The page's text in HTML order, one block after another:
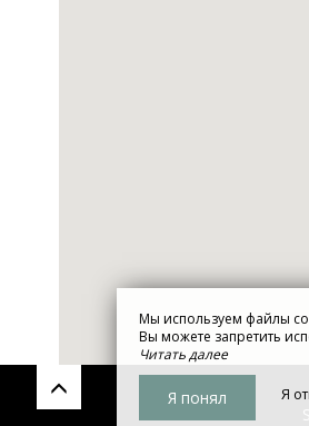
Мы используем файлы
Вы можете запретить
Читать далее
Я понял Я